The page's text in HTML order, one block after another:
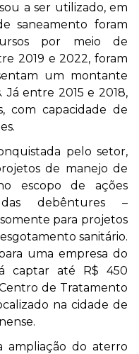
a ser utilizado, em
saneamento foram
por meio de
2019 e 2022, foram
um montante
Já entre 2015 e 2018,
com capacidade de
pelo setor,
de manejo de
escopo de ações
debêntures –
para projetos
sanitário.
uma empresa do
captar até R$ 450
de Tratamento
na cidade de
ampliação do aterro